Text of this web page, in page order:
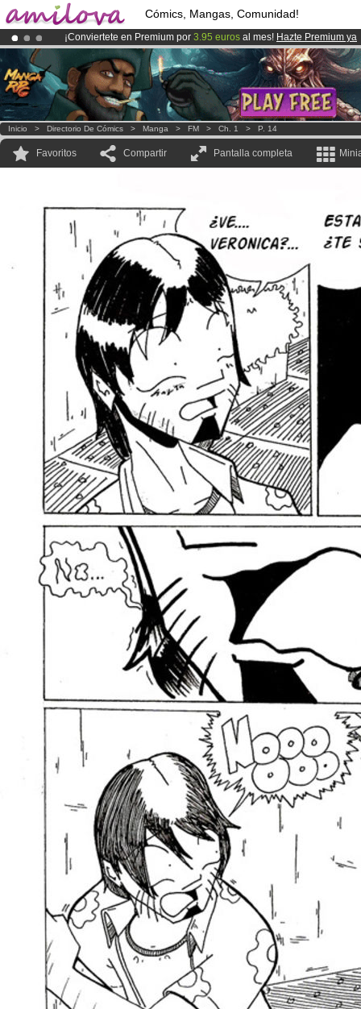
Cómics, Mangas, Comunidad!
¡Conviertete en Premium por 3.95 euros al mes! Hazte Premium ya
¡Ya tenemos 134393miembrosy 1208Cómics y Mangas!.
El Kickstarter Amilova está desormado lanzado!.
Inicio > Directorio De Cómics > Manga > FM > Ch. 1 > P. 14
Favoritos Compartir Pantalla completa